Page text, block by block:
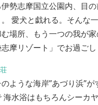
勢志摩国立公園内、目の
愛犬と戯れる。そんな
場所、もう一つの我が家
摩リゾート」でお過ごし
ような海岸”あづり浜”が
海水浴はもちろんシーカ